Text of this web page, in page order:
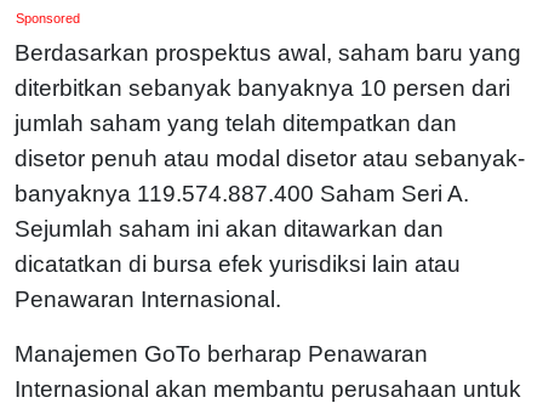
Sponsored
Berdasarkan prospektus awal, saham baru yang
diterbitkan sebanyak banyaknya 10 persen dari
jumlah saham yang telah ditempatkan dan
disetor penuh atau modal disetor atau sebanyak-
banyaknya 119.574.887.400 Saham Seri A.
Sejumlah saham ini akan ditawarkan dan
dicatatkan di bursa efek yurisdiksi lain atau
Penawaran Internasional.
Manajemen GoTo berharap Penawaran
Internasional akan membantu perusahaan untuk